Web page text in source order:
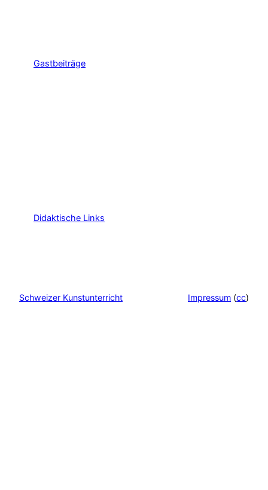
Gastbeiträge
Didaktische Links
Schweizer Kunstunterricht Impressum (cc)